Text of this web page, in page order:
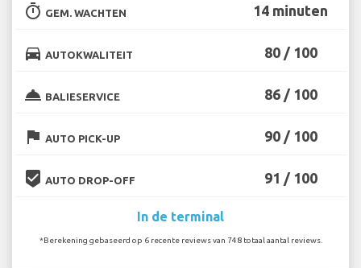
timer GEM. WACHTEN 14 minuten
directions_car AUTOKWALITEIT 80 / 100
room_service BALIESERVICE 86 / 100
flag AUTO PICK-UP 90 / 100
beenhere AUTO DROP-OFF 91 / 100
In de terminal
*Berekening gebaseerd op 6 recente reviews van 748 totaal aantal reviews.